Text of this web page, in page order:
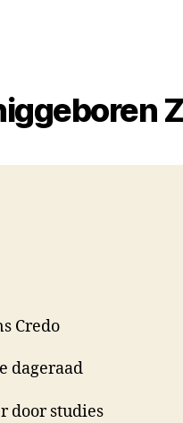
Credo
dageraad
door studies